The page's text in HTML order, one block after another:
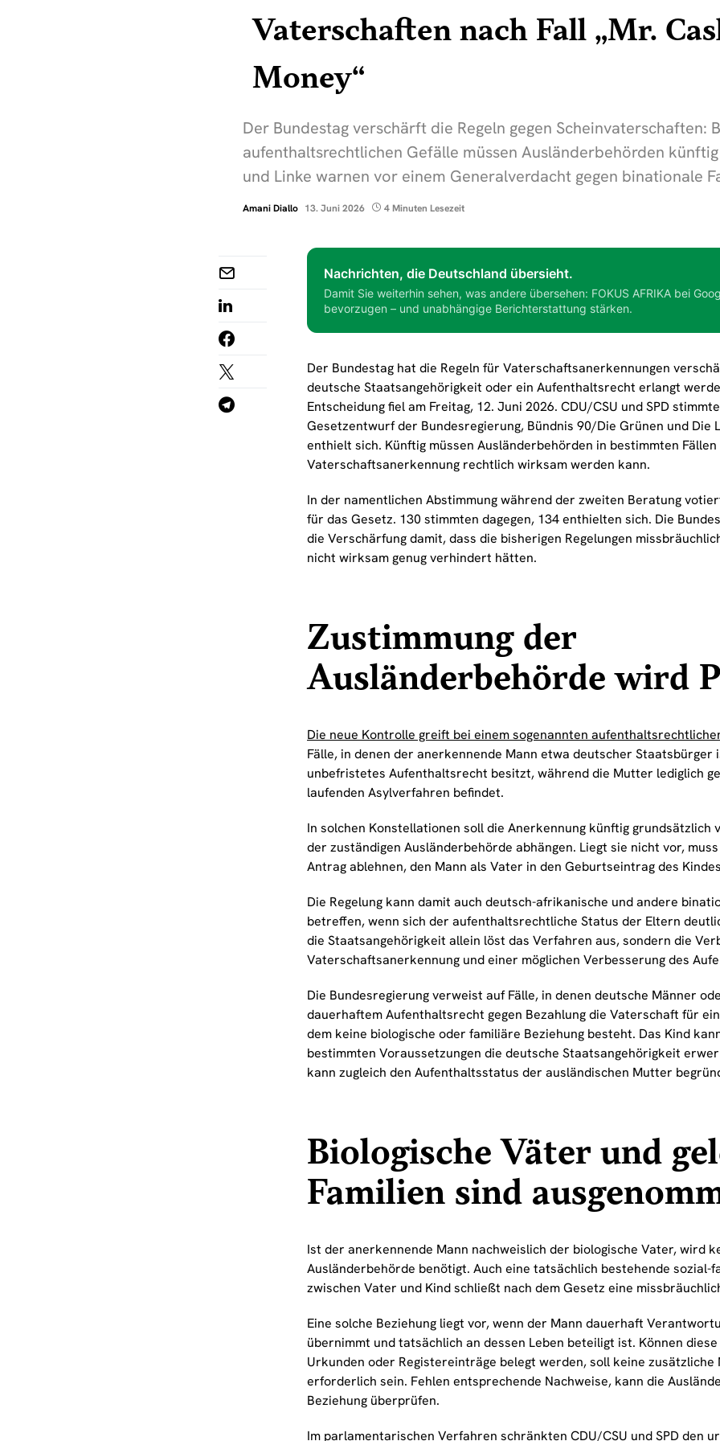
Vaterschaften nach Fall „Mr.
Money“
Der Bundestag verschärft die Regeln gegen Scheinvaterschaften:
aufenthaltsrechtlichen Gefälle müssen Ausländerbehörden
und Linke warnen vor einem Generalverdacht gegen binationale
Amani Diallo 13. Juni 2026 4 Minuten Lesezeit
Nachrichten, die Deutschland übersieht.
Damit Sie weiterhin sehen, was andere übersehen: FOKUS AFRIKA bei
bevorzugen – und unabhängige Berichterstattung stärken.
Der Bundestag hat die Regeln für Vaterschaftsanerkennungen
deutsche Staatsangehörigkeit oder ein Aufenthaltsrecht erlangt
Entscheidung fiel am Freitag, 12. Juni 2026. CDU/CSU und SPD
Gesetzentwurf der Bundesregierung, Bündnis 90/Die Grünen und Die
enthielt sich. Künftig müssen Ausländerbehörden in bestimmten
Vaterschaftsanerkennung rechtlich wirksam werden kann.
In der namentlichen Abstimmung während der zweiten Beratung
für das Gesetz. 130 stimmten dagegen, 134 enthielten sich. Die
die Verschärfung damit, dass die bisherigen Regelungen
nicht wirksam genug verhindert hätten.
Zustimmung der
Ausländerbehörde wird
Die neue Kontrolle greift bei einem sogenannten
Fälle, in denen der anerkennende Mann etwa deutscher Staatsbürger
unbefristetes Aufenthaltsrecht besitzt, während die Mutter lediglich
laufenden Asylverfahren befindet.
In solchen Konstellationen soll die Anerkennung künftig grundsätzlich
der zuständigen Ausländerbehörde abhängen. Liegt sie nicht vor,
Antrag ablehnen, den Mann als Vater in den Geburtseintrag des
Die Regelung kann damit auch deutsch-afrikanische und andere
betreffen, wenn sich der aufenthaltsrechtliche Status der Eltern
die Staatsangehörigkeit allein löst das Verfahren aus, sondern die
Vaterschaftsanerkennung und einer möglichen Verbesserung des
Die Bundesregierung verweist auf Fälle, in denen deutsche Männer
dauerhaftem Aufenthaltsrecht gegen Bezahlung die Vaterschaft für
dem keine biologische oder familiäre Beziehung besteht. Das Kind
bestimmten Voraussetzungen die deutsche Staatsangehörigkeit
kann zugleich den Aufenthaltsstatus der ausländischen Mutter
Biologische Väter und
Familien sind
Ist der anerkennende Mann nachweislich der biologische Vater, wird
Ausländerbehörde benötigt. Auch eine tatsächlich bestehende sozial-
zwischen Vater und Kind schließt nach dem Gesetz eine
Eine solche Beziehung liegt vor, wenn der Mann dauerhaft
übernimmt und tatsächlich an dessen Leben beteiligt ist. Können
Urkunden oder Registereinträge belegt werden, soll keine zusätzliche
erforderlich sein. Fehlen entsprechende Nachweise, kann die
Beziehung überprüfen.
Im parlamentarischen Verfahren schränkten CDU/CSU und SPD den